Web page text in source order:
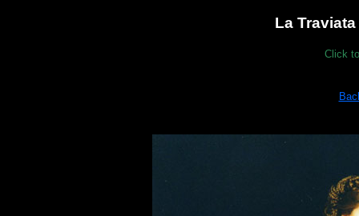
La
Click